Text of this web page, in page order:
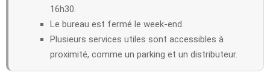
16h30.
Le bureau est fermé le week-end.
Plusieurs services utiles sont accessibles à
proximité, comme un parking et un distributeur.